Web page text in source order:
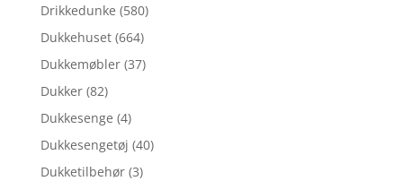
Drikkedunke (580)
Dukkehuset (664)
Dukkemøbler (37)
Dukker (82)
Dukkesenge (4)
Dukkesengetøj (40)
Dukketilbehør (3)